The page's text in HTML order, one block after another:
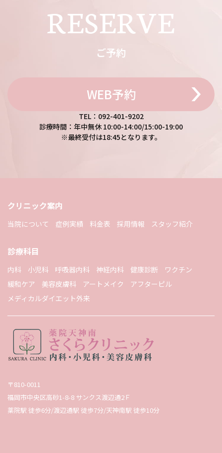
RESERVE
ご予約
WEB予約
TEL：092-401-9202
診療時間：年中無休 10:00-14:00/15:00-19:00
※最終受付は18:45となります。
クリニック案内
当院について 症例実績 料金表 採用情報 スタッフ紹介
診療科目
内科 小児科 呼吸器内科 神経内科 健康診断
ワクチン
緩和ケア
美容皮膚科 アートメイク
アフターピル
メディカルダイエット外来
〒810-0011
福岡市中央区高砂1-8-8 サンクス渡辺通2Ｆ
薬院駅 徒歩6分/渡辺通駅 徒歩7分/天神南駅 徒歩10分